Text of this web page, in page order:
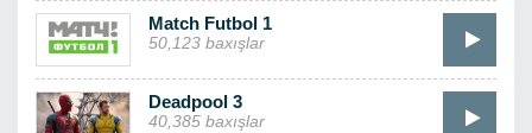
Match Futbol 1
50,123 baxışlar
Deadpool 3
40,385 baxışlar